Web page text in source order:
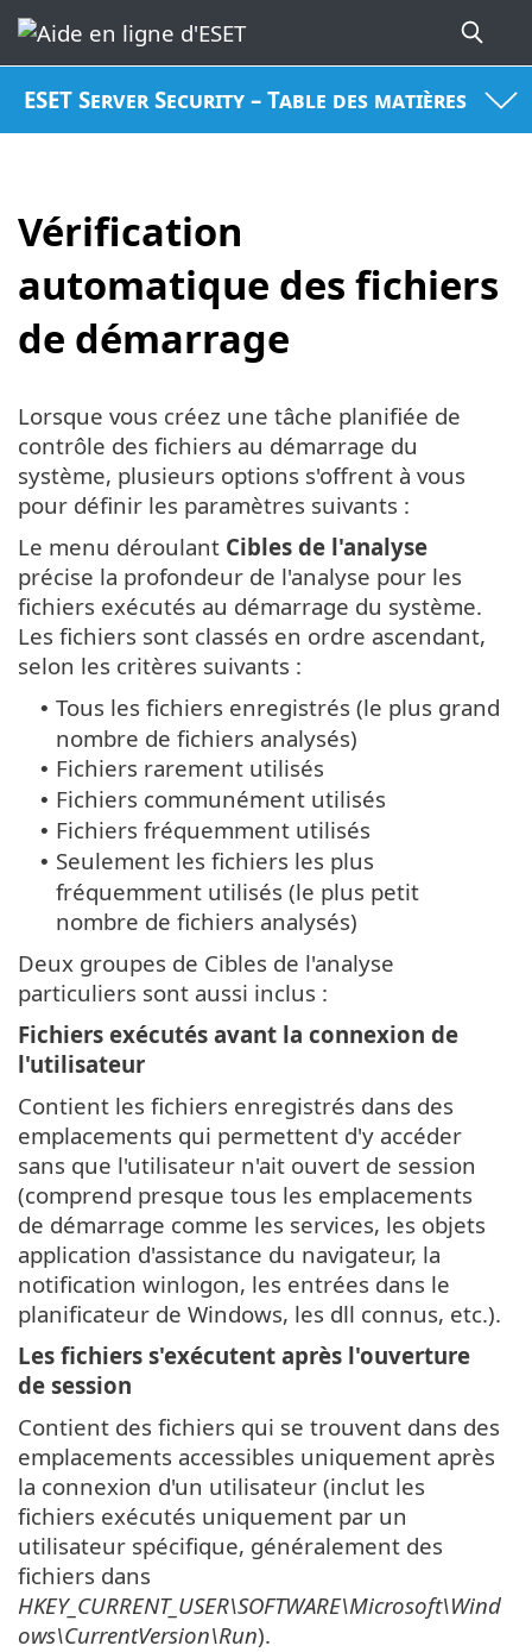
ESET Server Security – Table des matières
Vérification
automatique des fichiers
de démarrage
Lorsque vous créez une tâche planifiée de
contrôle des fichiers au démarrage du
système, plusieurs options s'offrent à vous
pour définir les paramètres suivants :
Le menu déroulant Cibles de l'analyse
précise la profondeur de l'analyse pour les
fichiers exécutés au démarrage du système.
Les fichiers sont classés en ordre ascendant,
selon les critères suivants :
• Tous les fichiers enregistrés (le plus grand
nombre de fichiers analysés)
• Fichiers rarement utilisés
• Fichiers communément utilisés
• Fichiers fréquemment utilisés
• Seulement les fichiers les plus
fréquemment utilisés (le plus petit
nombre de fichiers analysés)
Deux groupes de Cibles de l'analyse
particuliers sont aussi inclus :
Fichiers exécutés avant la connexion de
l'utilisateur
Contient les fichiers enregistrés dans des
emplacements qui permettent d'y accéder
sans que l'utilisateur n'ait ouvert de session
(comprend presque tous les emplacements
de démarrage comme les services, les objets
application d'assistance du navigateur, la
notification winlogon, les entrées dans le
planificateur de Windows, les dll connus, etc.).
Les fichiers s'exécutent après l'ouverture
de session
Contient des fichiers qui se trouvent dans des
emplacements accessibles uniquement après
la connexion d'un utilisateur (inclut les
fichiers exécutés uniquement par un
utilisateur spécifique, généralement des
fichiers dans
HKEY_CURRENT_USER\SOFTWARE\Microsoft\Wind
ows\CurrentVersion\Run).